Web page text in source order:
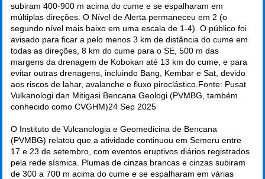
subiram 400-900 m acima do cume e se espalharam em
múltiplas direções. O Nível de Alerta permaneceu em 2 (o
segundo nível mais baixo em uma escala de 1-4). O público foi
avisado para ficar a pelo menos 3 km de distância do cume em
todas as direções, 8 km do cume para o SE, 500 m das
margens da drenagem de Kobokan até 13 km do cume, e para
evitar outras drenagens, incluindo Bang, Kembar e Sat, devido
aos riscos de lahar, avalanche e fluxo piroclástico.Fonte: Pusat
Vulkanologi dan Mitigasi Bencana Geologi (PVMBG, também
conhecido como CVGHM)24 Sep 2025
O Instituto de Vulcanologia e Geomedicina de Bencana
(PVMBG) relatou que a atividade continuou em Semeru entre
17 e 23 de setembro, com eventos eruptivos diários registrados
pela rede sísmica. Plumas de cinzas brancas e cinzas subiram
de 300 a 700 m acima do cume e se espalharam em várias